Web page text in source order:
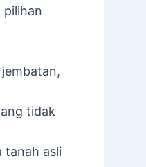
pilihan
tidak
tanah asli